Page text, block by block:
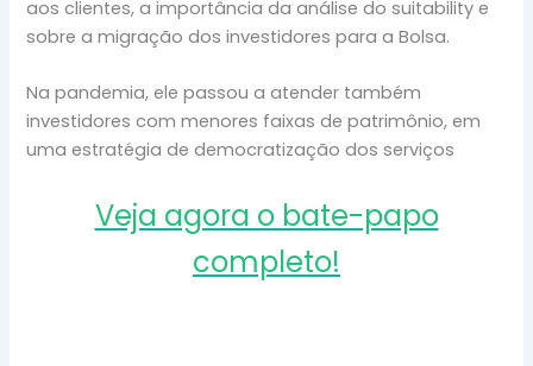
aos clientes, a importância da análise do suitability e
sobre a migração dos investidores para a Bolsa.
Na pandemia, ele passou a atender também
investidores com menores faixas de patrimônio, em
uma estratégia de democratização dos serviços
Veja agora o bate-papo
completo!